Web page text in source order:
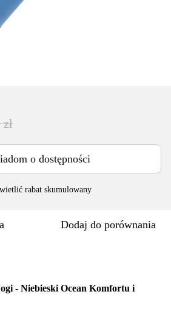
o dostępności
rabat skumulowany
Dodaj do porównania
- Niebieski Ocean Komfortu i